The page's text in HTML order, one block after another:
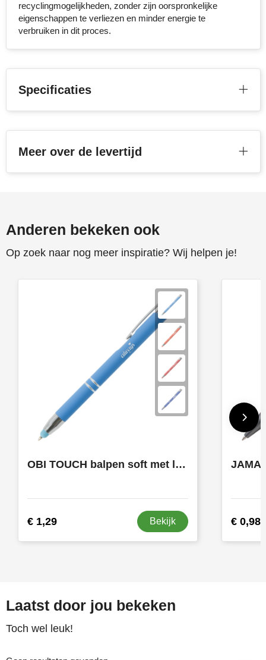
recyclingmogelijkheden, zonder zijn oorspronkelijke
eigenschappen te verliezen en minder energie te
verbruiken in dit proces.
Specificaties
Meer over de levertijd
Anderen bekeken ook
Op zoek naar nog meer inspiratie? Wij helpen je!
OBI TOUCH balpen soft met lasergravering
€ 1,29 Bekijk € 0,98
Laatst door jou bekeken
Toch wel leuk!